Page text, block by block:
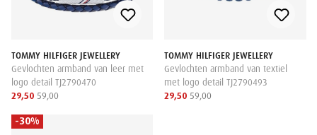
TOMMY HILFIGER JEWELLERY
Gevlochten armband van leer met
logo detail TJ2790470
29,50 59,00
TOMMY HILFIGER JEWELLERY
Gevlochten armband van textiel
met logo detail TJ2790493
29,50 59,00
-30%